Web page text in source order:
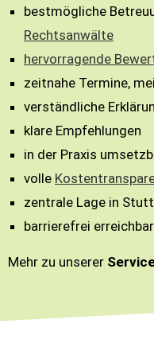
bestmögliche
Rechtsanwälte
hervorragende
zeitnahe Termine,
verständliche
klare Empfehlungen
in der Praxis
volle
zentrale Lage in
barrierefrei erreichbar
Mehr zu unserer